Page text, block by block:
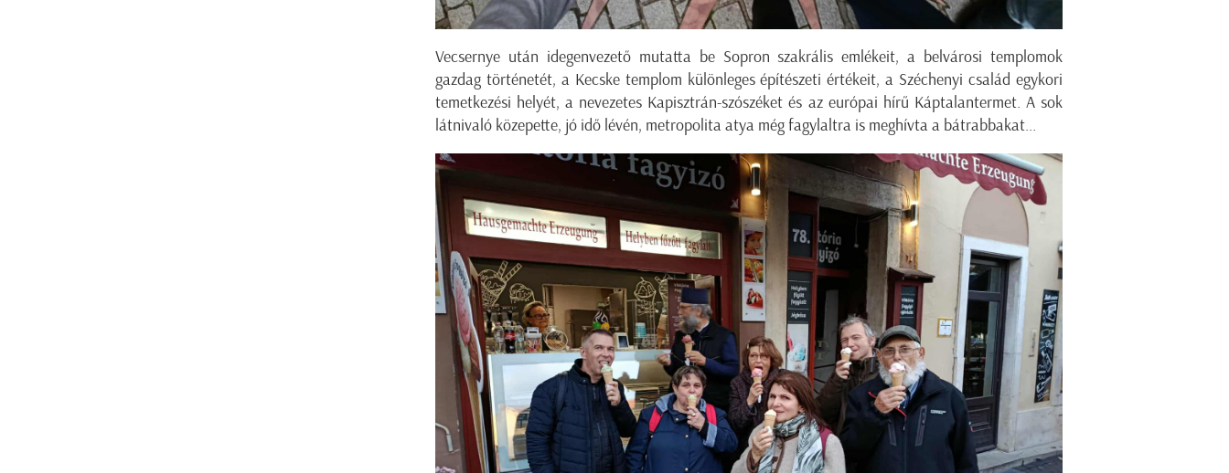
Vecsernye után idegenvezető mutatta be Sopron szakrális emlékeit, a belvárosi templomok
gazdag történetét, a Kecske templom különleges építészeti értékeit, a Széchenyi család egykori
temetkezési helyét, a nevezetes Kapisztrán-szószéket és az európai hírű Káptalantermet. A sok
látnivaló közepette, jó idő lévén, metropolita atya még fagylaltra is meghívta a bátrabbakat...